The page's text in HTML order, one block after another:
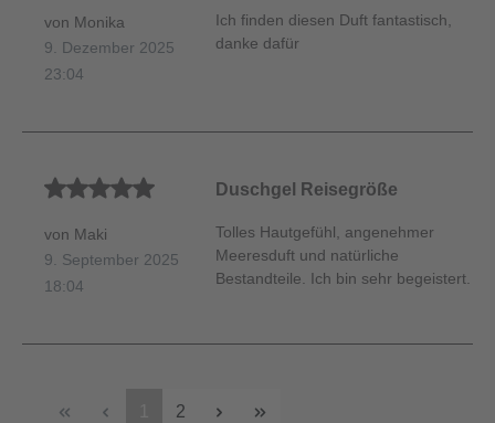
von Monika
9. Dezember 2025
23:04
Ich finden diesen Duft fantastisch,
danke dafür
Durchschnittliche Bewertung von 5 von 5 Sternen
von Maki
9. September 2025
18:04
Duschgel Reisegröße
Tolles Hautgefühl, angenehmer
Meeresduft und natürliche
Bestandteile. Ich bin sehr begeistert.
2